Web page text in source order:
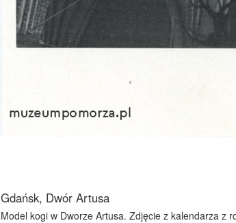
Gdańsk, Dwór Artusa
Model kogi w Dworze Artusa. Zdjęcie z kalendarza z